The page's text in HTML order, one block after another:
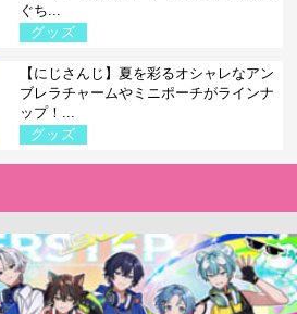
ぐち...
グッズ
【にじさんじ】夏を彩るオシャレなアン
ブレラチャームやミニポーチがラインナ
ップ！...
グッズ